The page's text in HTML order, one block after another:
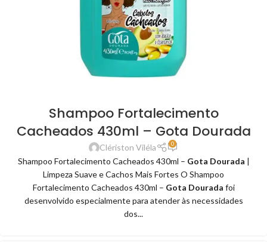
Shampoo Fortalecimento
Cacheados 430ml – Gota Dourada
Clériston Viléla 0
Shampoo Fortalecimento Cacheados 430ml – Gota Dourada |
Limpeza Suave e Cachos Mais Fortes O Shampoo
Fortalecimento Cacheados 430ml – Gota Dourada foi
desenvolvido especialmente para atender às necessidades
dos...